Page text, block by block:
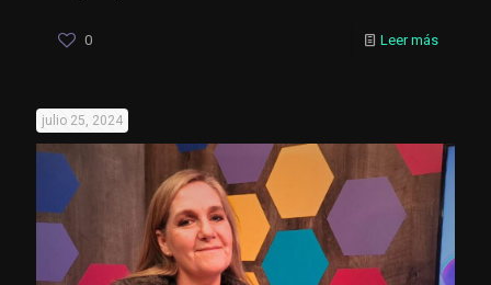
0 Leer más
julio 25, 2024